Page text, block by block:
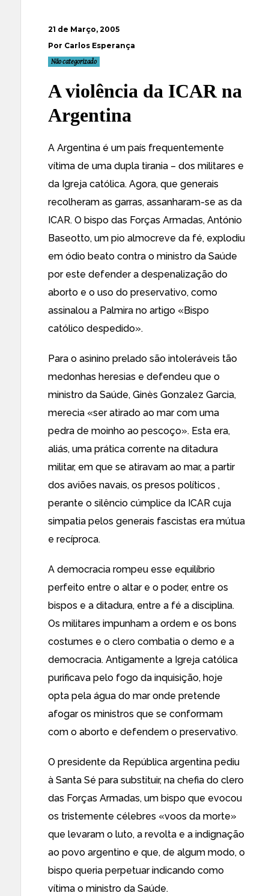
21 de Março, 2005
Por Carlos Esperança
Não categorizado
A violência da ICAR na
Argentina
A Argentina é um país frequentemente
vítima de uma dupla tirania – dos militares e
da Igreja católica. Agora, que generais
recolheram as garras, assanharam-se as da
ICAR. O bispo das Forças Armadas, António
Baseotto, um pio almocreve da fé, explodiu
em ódio beato contra o ministro da Saúde
por este defender a despenalização do
aborto e o uso do preservativo, como
assinalou a Palmira no artigo «Bispo
católico despedido».
Para o asinino prelado são intoleráveis tão
medonhas heresias e defendeu que o
ministro da Saúde, Ginès Gonzalez Garcia,
merecia «ser atirado ao mar com uma
pedra de moinho ao pescoço». Esta era,
aliás, uma prática corrente na ditadura
militar, em que se atiravam ao mar, a partir
dos aviões navais, os presos políticos ,
perante o silêncio cúmplice da ICAR cuja
simpatia pelos generais fascistas era mútua
e recíproca.
A democracia rompeu esse equilíbrio
perfeito entre o altar e o poder, entre os
bispos e a ditadura, entre a fé a disciplina.
Os militares impunham a ordem e os bons
costumes e o clero combatia o demo e a
democracia. Antigamente a Igreja católica
purificava pelo fogo da inquisição, hoje
opta pela água do mar onde pretende
afogar os ministros que se conformam
com o aborto e defendem o preservativo.
O presidente da República argentina pediu
à Santa Sé para substituir, na chefia do clero
das Forças Armadas, um bispo que evocou
os tristemente célebres «voos da morte»
que levaram o luto, a revolta e a indignação
ao povo argentino e que, de algum modo, o
bispo queria perpetuar indicando como
vítima o ministro da Saúde.